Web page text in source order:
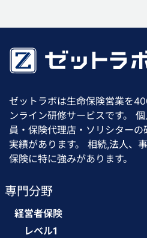
ゼットラボは生命保険営業を
ンライン研修サービスです。
員・保険代理店・ソリシター
実績があります。 相続,法人、
保険に特に強みがあります。
専門分野
経営者保険
レベル1